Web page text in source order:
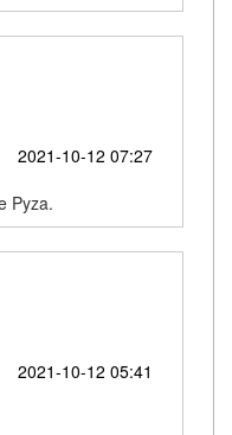
2021-10-12 07:27
Pyza.
2021-10-12 05:41